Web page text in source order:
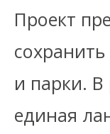
Проект
и парки. В
единая